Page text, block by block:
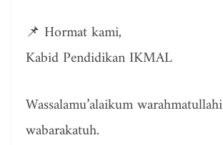
📌 Hormat kami,
Kabid Pendidikan IKMAL
Wassalamu’alaikum warahmatullahi
wabarakatuh.